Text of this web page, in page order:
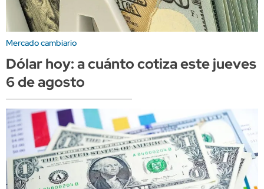
Mercado cambiario
Dólar hoy: a cuánto cotiza este jueves
6 de agosto